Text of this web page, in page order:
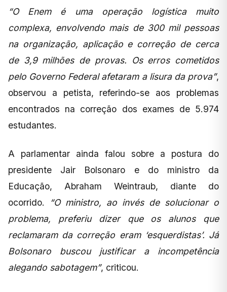
“O Enem é uma operação logística muito
complexa, envolvendo mais de 300 mil pessoas
na organização, aplicação e correção de cerca
de 3,9 milhões de provas. Os erros cometidos
pelo Governo Federal afetaram a lisura da prova”,
observou a petista, referindo-se aos problemas
encontrados na correção dos exames de 5.974
estudantes.
A parlamentar ainda falou sobre a postura do
presidente Jair Bolsonaro e do ministro da
Educação, Abraham Weintraub, diante do
ocorrido.
“O ministro, ao invés de solucionar o
problema, preferiu dizer que os alunos que
reclamaram da correção eram ‘esquerdistas’. Já
Bolsonaro buscou justificar a incompetência
alegando sabotagem”, criticou.